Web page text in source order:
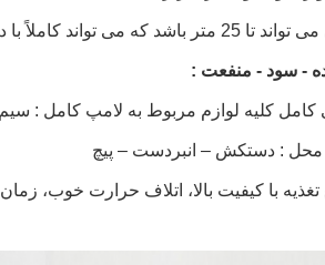
با دکوراسیون نورپردازی فضای بزرگ سازگار شود.
- سود - منفعت :
کامل کلیه لوازم مربوط به لامپ کامل :
: دستکش – انبردست – پیچ
تغذیه با کیفیت بالا، اتلاف حرارت خوب،